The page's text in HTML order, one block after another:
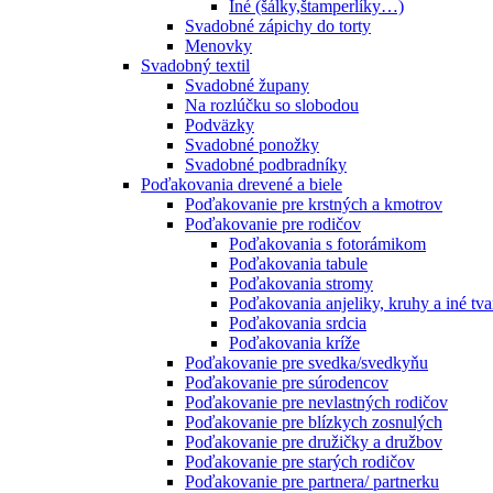
Iné (šálky,štamperlíky…)
Svadobné zápichy do torty
Menovky
Svadobný textil
Svadobné župany
Na rozlúčku so slobodou
Podväzky
Svadobné ponožky
Svadobné podbradníky
Poďakovania drevené a biele
Poďakovanie pre krstných a kmotrov
Poďakovanie pre rodičov
Poďakovania s fotorámikom
Poďakovania tabule
Poďakovania stromy
Poďakovania anjeliky, kruhy a iné
Poďakovania srdcia
Poďakovania kríže
Poďakovanie pre svedka/svedkyňu
Poďakovanie pre súrodencov
Poďakovanie pre nevlastných rodičov
Poďakovanie pre blízkych zosnulých
Poďakovanie pre družičky a družbov
Poďakovanie pre starých rodičov
Poďakovanie pre partnera/ partnerku